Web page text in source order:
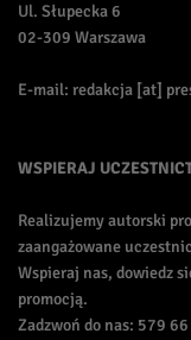
Ul. Słupecka 6
02-309 Warszawa
E-mail: redakcja [at]
WSPIERAJ
Realizujemy autorski
zaangażowane
Wspieraj nas, dowiedz
promocją.
Zadzwoń do nas: 579